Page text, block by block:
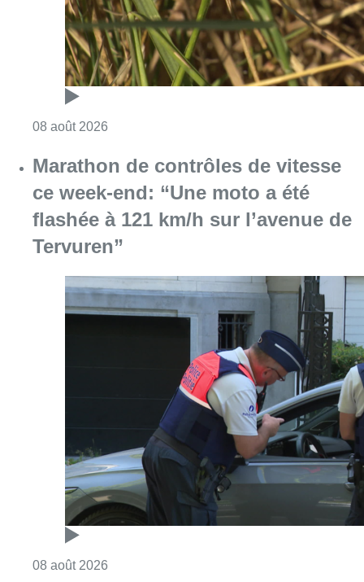
08 août 2026
Marathon de contrôles de vitesse
ce week-end: “Une moto a été
flashée à 121 km/h sur l’avenue de
Tervuren”
08 août 2026